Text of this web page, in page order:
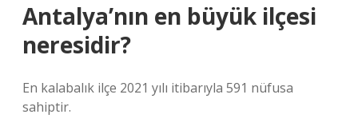
Antalya’nın en büyük ilçesi
neresidir?
En kalabalık ilçe 2021 yılı itibarıyla 591 nüfusa
sahiptir.